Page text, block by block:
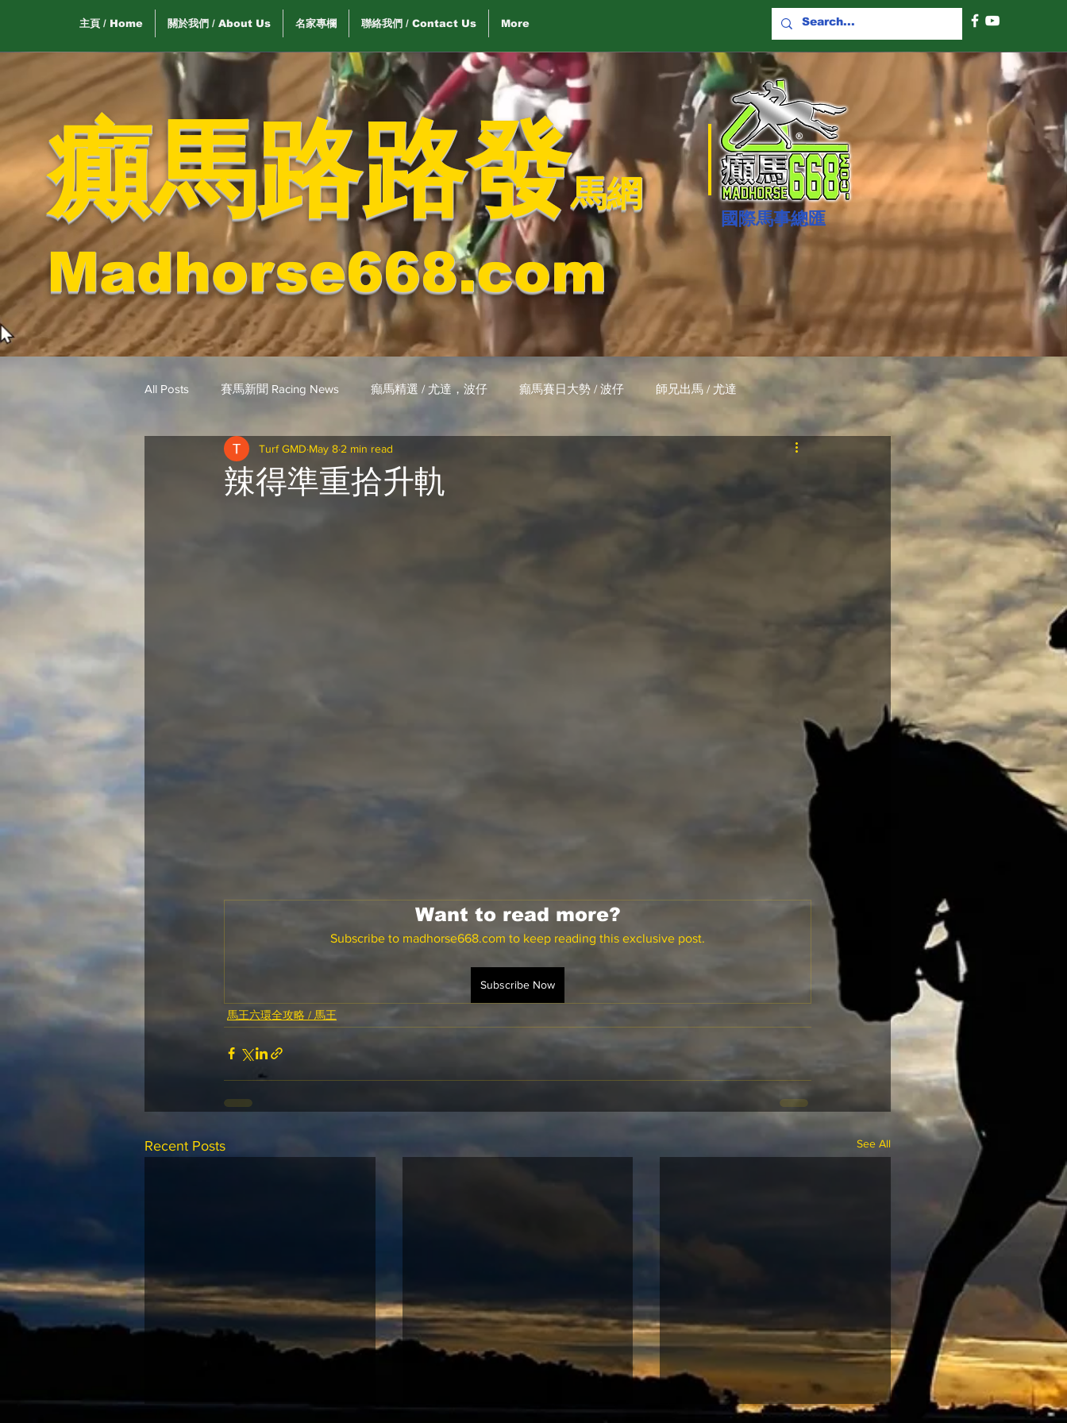
主頁 / Home 關於我們 / About Us 名家專欄 聯絡我們 / Contact Us More
癲馬路路發馬網
Madhorse668.com
國際​馬事總匯
All Posts 賽馬新聞 Racing News 癲馬精選 / 尤達，波仔 癲馬賽日大勢 / 波仔 師兄出馬 / 尤達
戈登說馬事 / 馬王哥頓 三 T 大茶飯 / LakLak 自購馬透視 / G.C.
辣得準重拾升軌
Turf GMD May 8 2 min read
Want to read more?
Subscribe to madhorse668.com to keep reading this exclusive post.
Subscribe Now
馬王六環全攻略 / 馬王
Recent Posts See All